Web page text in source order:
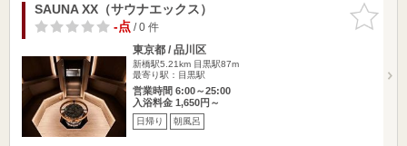
お気に入
りに追加
SAUNA XX（サウナエックス）
-点/ 0 件
東京都 / 品川区
新橋駅5.21km 目黒駅87m
最寄り駅：目黒駅
営業時間 6:00～25:00
入浴料金 1,650円～
日帰り 朝風呂